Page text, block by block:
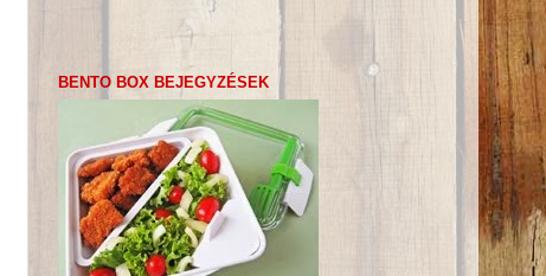
BENTO BOX BEJEGYZÉSEK